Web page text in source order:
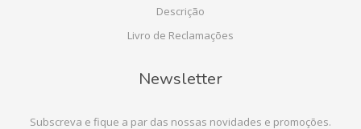
Descrição
Livro de Reclamações
Newsletter
Subscreva e fique a par das nossas novidades e promoções.